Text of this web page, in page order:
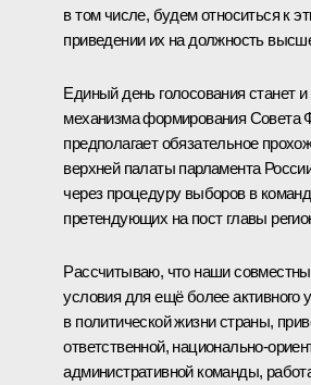
в том числе, будем относиться к
приведении их на должность
Единый день голосования станет
механизма формирования Совета
предполагает обязательное
верхней палаты парламента
через процедуру выборов в
претендующих на пост главы
Рассчитываю, что наши
условия для ещё более активного
в политической жизни страны,
ответственной, национально-
административной команды,